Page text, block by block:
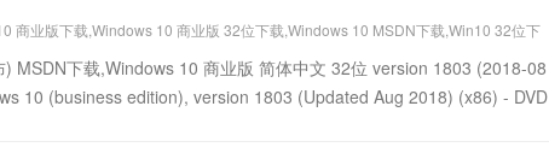
商业版下载,Windows 10 商业版 32位下载,Windows 10 MSDN下载,Win10 32位下
MSDN下载,Windows 10 商业版 简体中文 32位 version 1803 (2018-08
10 (business edition), version 1803 (Updated Aug 2018) (x86) - DVD